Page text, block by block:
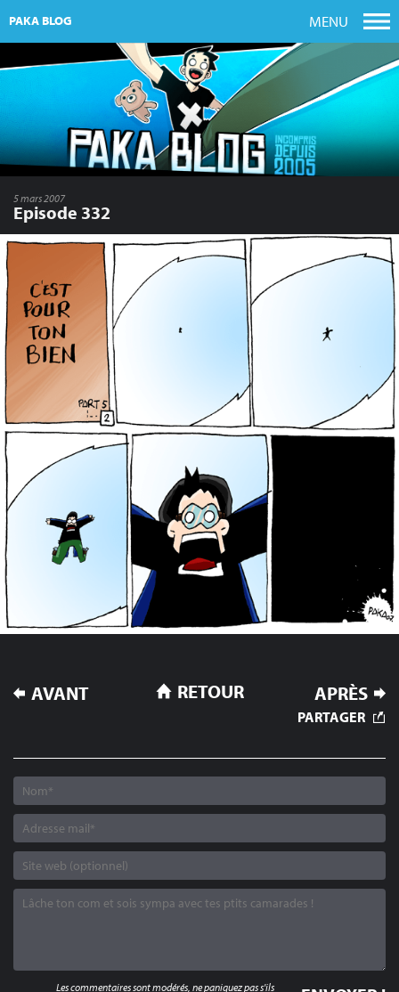
PAKA BLOG MENU
5 mars 2007
Episode 332
NAVIGATION
DE
AVANT APRÈS
RETOUR
PARTAGER
Les commentaires sont modérés, ne paniquez pas s'ils